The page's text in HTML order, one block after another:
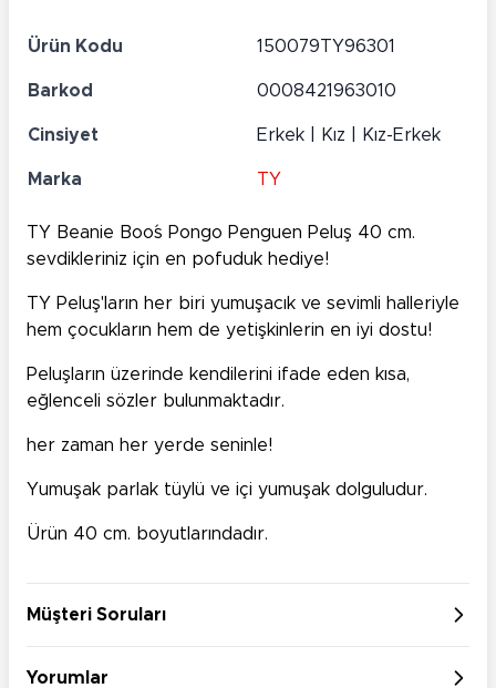
Ürün Kodu 150079TY96301
Barkod 0008421963010
Cinsiyet Erkek | Kız | Kız-Erkek
Marka TY
TY Beanie Boo´s Pongo Penguen Peluş 40 cm.
sevdikleriniz için en pofuduk hediye!
TY Peluş'ların her biri yumuşacık ve sevimli halleriyle
hem çocukların hem de yetişkinlerin en iyi dostu!
Peluşların üzerinde kendilerini ifade eden kısa,
eğlenceli sözler bulunmaktadır.
her zaman her yerde seninle!
Yumuşak parlak tüylü ve içi yumuşak dolguludur.
Ürün 40 cm. boyutlarındadır.
Müşteri Soruları
Yorumlar